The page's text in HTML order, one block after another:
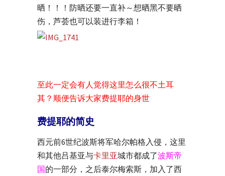
晒！！！防晒还要一直补～想晒黑不要晒
伤，芦荟也可以装进行李箱！
至此一定会有人觉得这里怎么很不土耳
其？顺便告诉大家费提耶的身世
费提耶的简史
西元前6世纪波斯将军哈尔帕格入侵，这里
和其他吕基亚与卡里亚城市都成了波斯帝
国的一部分，之后泰尔梅索斯，加入了西